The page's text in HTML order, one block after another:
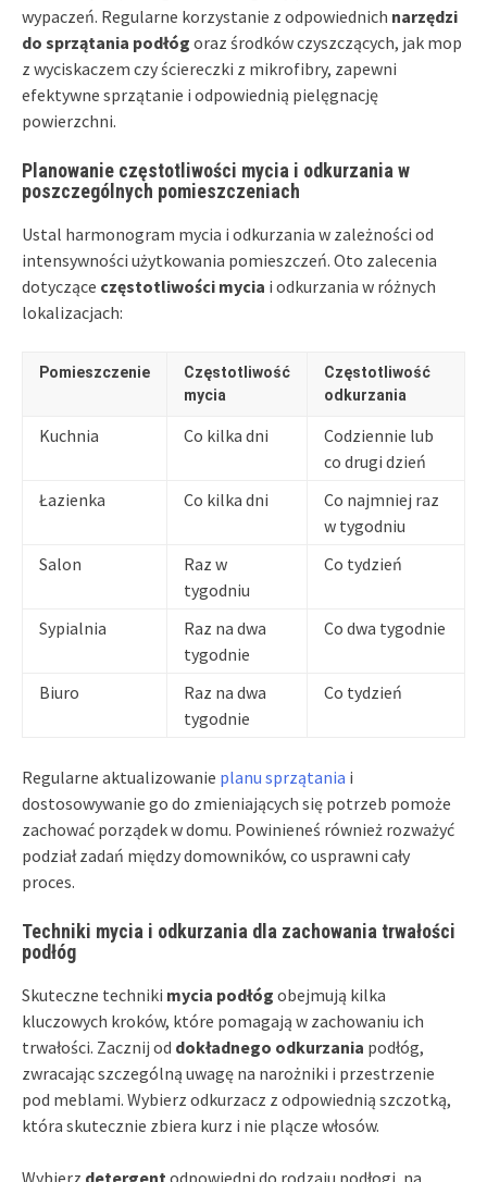
wypaczeń. Regularne korzystanie z odpowiednich narzędzi
do sprzątania podłóg oraz środków czyszczących, jak mop
z wyciskaczem czy ściereczki z mikrofibry, zapewni
efektywne sprzątanie i odpowiednią pielęgnację
powierzchni.
Planowanie częstotliwości mycia i odkurzania w
poszczególnych pomieszczeniach
Ustal harmonogram mycia i odkurzania w zależności od
intensywności użytkowania pomieszczeń. Oto zalecenia
dotyczące częstotliwości mycia i odkurzania w różnych
lokalizacjach:
Pomieszczenie
Częstotliwość
mycia
Częstotliwość
odkurzania
Kuchnia Co kilka dni
Codziennie lub
co drugi dzień
Łazienka
Co kilka dni
Co najmniej raz
w tygodniu
Salon
Raz w
tygodniu
Co tydzień
Sypialnia
Raz na dwa
tygodnie
Co dwa tygodnie
Biuro
Raz na dwa
tygodnie
Co tydzień
Regularne aktualizowanie planu sprzątania i
dostosowywanie go do zmieniających się potrzeb pomoże
zachować porządek w domu. Powinieneś również rozważyć
podział zadań między domowników, co usprawni cały
proces.
Techniki mycia i odkurzania dla zachowania trwałości
podłóg
Skuteczne techniki mycia podłóg obejmują kilka
kluczowych kroków, które pomagają w zachowaniu ich
trwałości. Zacznij od dokładnego odkurzania podłóg,
zwracając szczególną uwagę na narożniki i przestrzenie
pod meblami. Wybierz odkurzacz z odpowiednią szczotką,
która skutecznie zbiera kurz i nie plącze włosów.
Wybierz detergent odpowiedni do rodzaju podłogi, na